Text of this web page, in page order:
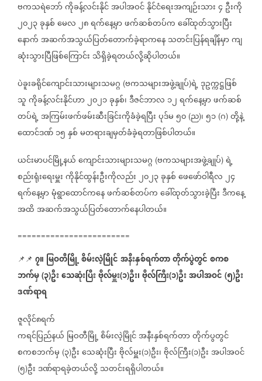
ဗကသရဲဘော်ကိုခန့်လင်းနိုင်အပါအဝင်နိုင်ငံရေးအကျဉ်းသား၄ ဦးကို
၂၀၂၃ခုနှစ်မေလ၂၈ရက်နေ့မှာဖက်ဆစ်တပ်ကခေါ်ထုတ်သွားပြီး
နောက်အဆက်အသွယ်ပြတ်တောက်ခဲ့ရာကနေသတင်းပြန်ရချိန်မှာကျ
ဆုံးသွားပြီ‌ဖြစ်ကြောင်း သိရှိခဲ့ရတယ်လို့ဆိုပါတယ်။
ပဲခူးခရိုင်ကျောင်းသားများသမဂ္ဂ (ဗကသများအဖွဲ့ချုပ်)ရဲ့ဒုဥက္ကဋ္ဌဖြစ်
သူကိုခန့်လင်းနိုင်ဟာ၂၀၂၁ခုနှစ်၊ဒီဇင်ဘာလ ၁၂ရက်နေ့မှာဖက်ဆစ်
တပ်ရဲ့အကြမ်းဖက်ဖမ်းဆီးခြင်းကိုခံခဲ့ရပြီးပုဒ်မ၅၀ (ည)၊၅၁ (ဂ) တို့နဲ့
ထောင်ဒဏ်၁၅နှစ်မတရားချမှတ်ခံခဲ့ရတာဖြစ်ပါတယ်။
ယင်းမာပင်မြို့နယ်ကျောင်းသားများသမဂ္ဂ (ဗကသများအဖွဲ့ချုပ်) ရဲ့
စည်းရုံးရေးမှူးကိုနိုင်ထွန်းဦးကိုလည်း၂၀၂၃ခုနှစ်ဖေဖော်ဝါရီလ၂၄
ရက်နေ့မှာမုံရွာထောင်ကနေဖက်ဆစ်တပ်ကခေါ်ထုတ်သွားခဲ့ပြီးဒီကနေ့
အထိအဆက်အသွယ်ပြတ်တောက်နေပါတယ်။
========================
📌📌 ၇။ မြဝတီမြို့စိမ်းလဲ့မြိုင်အနီးနှစ်ရက်တာတိုက်ပွဲတွင်စကစ
ဘက်မှ (၃)ဦးသေဆုံးပြီးဗိုလ်မှူး(၁)ဦး၊ဗိုလ်ကြီး(၁)ဦးအပါအဝင် (၅)ဦး
ဒဏ်ရာရ
ဇူလိုင်၈ရက်
ကရင်ပြည်နယ် မြဝတီမြို့စိမ်းလဲ့မြိုင်အနီးနှစ်ရက်တာတိုက်ပွတွင်
စကစဘက်မှ (၃)ဦးသေဆုံးပြီးဗိုလ်မှူး(၁)ဦး၊ဗိုလ်ကြီး(၁)ဦးအပါအဝင်
(၅)ဦးဒဏ်ရာရခဲ့တယ်လို့သတင်းရရှိပါတယ်။